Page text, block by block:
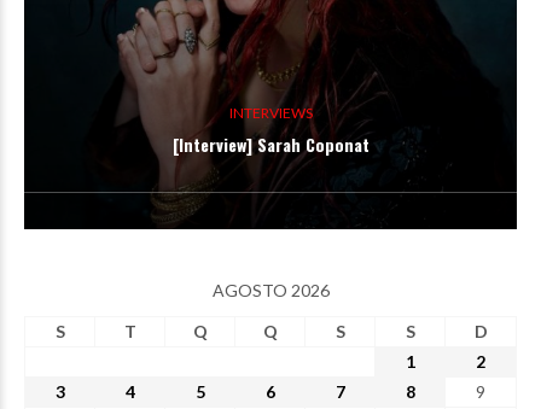
INTERVIEWS
[Interview] Sarah Coponat
AGOSTO 2026
S
T Q Q S S
D
1
2
3
4 5 6 7 8
9